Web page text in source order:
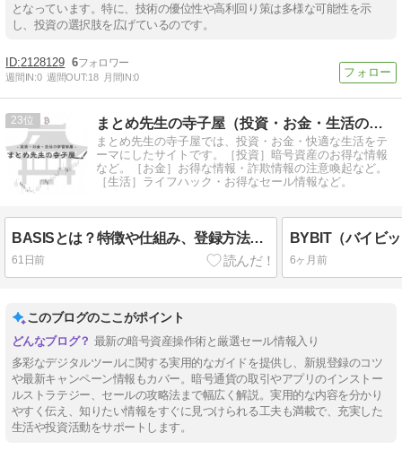
となっています。特に、技術の優位性や高利回り策は多様な可能性を示
し、投資の選択肢を広げているのです。
2128129 6
週間IN:0 週間OUT:18 月間IN:0
23 まとめ先生の寺子屋（投資・お金・生活の学習）
まとめ先生の寺子屋では、投資・お金・快適な生活をテ
ーマにしたサイトです。［投資］暗号資産のお得な情報
など。［お金］お得な情報・詐欺情報の注意喚起など。
［生活］ライフハック・お得なセール情報など。
BASISとは？特徴や仕組み、登録方法まで初心者向けに解説｜実際に運用してみた結果
61日前 6ヶ月前
このブログのここがポイント
最新の暗号資産操作術と厳選セール情報入り
多彩なデジタルツールに関する実用的なガイドを提供し、新規登録のコツ
や最新キャンペーン情報もカバー。暗号通貨の取引やアプリのインストー
ルストラテジー、セールの攻略法まで幅広く解説。実用的な内容を分かり
やすく伝え、知りたい情報をすぐに見つけられる工夫も満載で、充実した
生活や投資活動をサポートします。